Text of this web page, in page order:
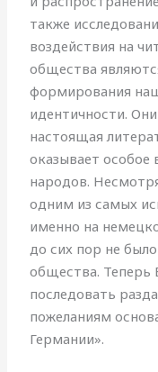
также
воздействия на
общества
формирования
идентичности.
настоящая
оказывает особое
народов.
одним из самых
именно на
до сих пор не
общества. Теперь
последовать
пожеланиям
Германии».